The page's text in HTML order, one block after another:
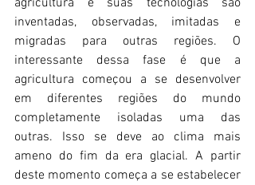
inventadas, observadas, imitadas e
migradas para outras regiões. O
interessante dessa fase é que a
agricultura começou a se desenvolver
em diferentes regiões do mundo
completamente isoladas uma das
outras. Isso se deve ao clima mais
ameno do fim da era glacial. A partir
deste momento começa a se estabelecer